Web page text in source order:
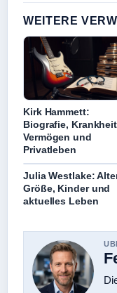
WEITERE
Kirk Hammett:
Biografie,
Vermögen und
Privatleben
Julia Westlake:
Größe, Kinder und
aktuelles Leben